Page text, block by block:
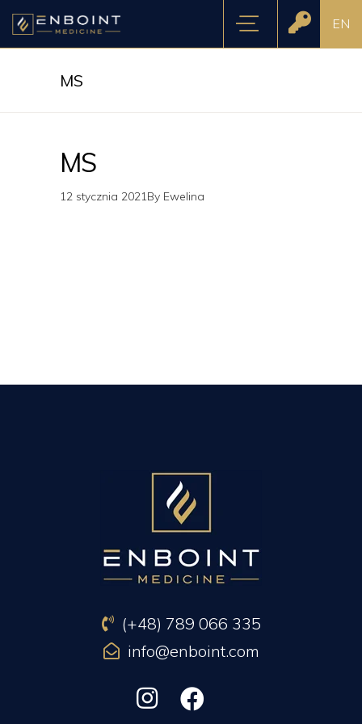
EN
MS
MS
12 stycznia 2021By Ewelina
(+48) 789 066 335
info@enboint.com